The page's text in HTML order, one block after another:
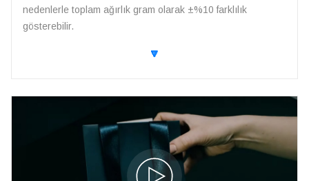
nedenlerle toplam ağırlık gram olarak ±%10 farklılık
gösterebilir.
🔽